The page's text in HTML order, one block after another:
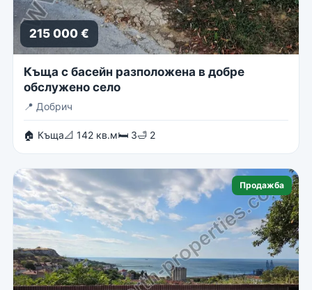
215 000 €
Къща с басейн разположена в добре
обслужено село
📍 Добрич
🏠 Къща📐 142 кв.м🛏 3🛁 2
Продажба